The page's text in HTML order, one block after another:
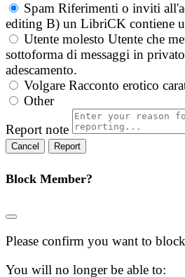
Spam Riferimenti o inviti
editing B) un LibriCK contiene
Utente molesto Utente che
sottoforma di messaggi in
adescamento.
Volgare Racconto erotico
Other
Report note
Report
Block Member?
Please confirm you want to
You will no longer be able to: